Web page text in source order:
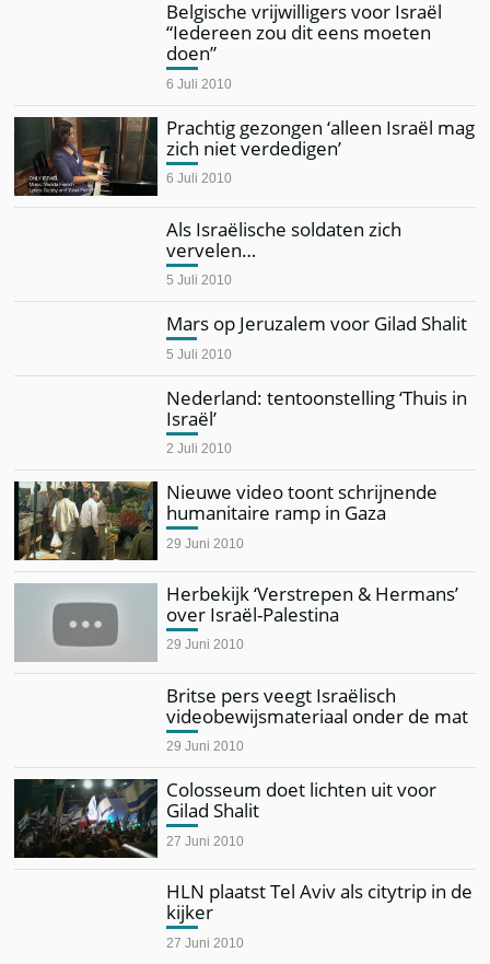
Belgische vrijwilligers voor Israël
“Iedereen zou dit eens moeten
doen”
6 Juli 2010
Prachtig gezongen ‘alleen Israël mag
zich niet verdedigen’
6 Juli 2010
Als Israëlische soldaten zich
vervelen…
5 Juli 2010
Mars op Jeruzalem voor Gilad Shalit
5 Juli 2010
Nederland: tentoonstelling ‘Thuis in
Israël’
2 Juli 2010
Nieuwe video toont schrijnende
humanitaire ramp in Gaza
29 Juni 2010
Herbekijk ‘Verstrepen & Hermans’
over Israël-Palestina
29 Juni 2010
Britse pers veegt Israëlisch
videobewijsmateriaal onder de mat
29 Juni 2010
Colosseum doet lichten uit voor
Gilad Shalit
27 Juni 2010
HLN plaatst Tel Aviv als citytrip in de
kijker
27 Juni 2010